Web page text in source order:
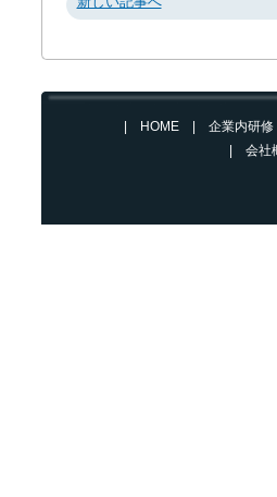
HOME 企業内研修
| 会社